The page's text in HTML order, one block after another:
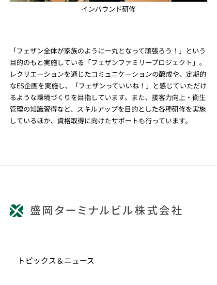
インバウンド研修
「フェザン全体が家族のように一丸となって頑張ろう！」という
目的のもと実施している「フェザンファミリープロジェクト」。
レクリエーションを通じたコミュニケーションの醸成や、定期的
なES企画を実施し、「フェザンっていいね！」と感じていただけ
るような環境づくりを目指しています。また、接客力向上・衛生
管理の知識習得など、スキルアップを目的とした各種研修を実施
しているほか、資格取得に向けたサポートも行っています。
トピックス＆ニュース